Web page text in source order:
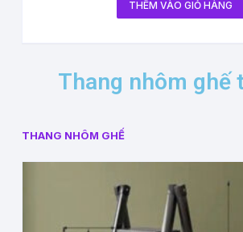
THÊM VÀO GIỎ HÀNG
Thang nhôm ghế
THANG NHÔM GHẾ